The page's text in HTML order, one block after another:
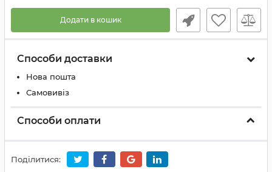
Додати в кошик
Способи доставки
Нова пошта
Самовивіз
Способи оплати
Поділитися: